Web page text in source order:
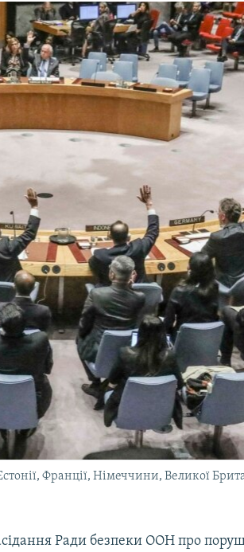
Франції, Німеччини, Великої
Ради безпеки ООН про